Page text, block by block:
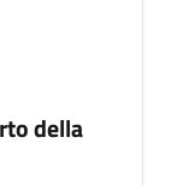
della